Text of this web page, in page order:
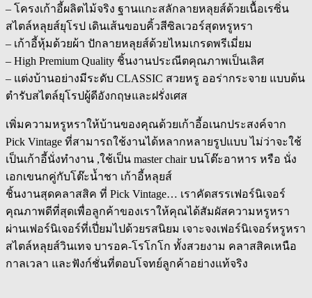
แอ
ส
เตก้
า
quantity
– โครงเก้าอี้ผลิตไม้จริง ฐานแกะสลักลายหลุยส์ด้วยเนื้อเรซิ่น
สไตล์หลุยส์ยุโรป เดินเส้นขอบคิ้วสีซิลเวอร์สุดหรูหรา
– เก้าอี้หุ้มด้วยผ้า ปักลายหลุยส์ด้วยไหมเกรดพรีเมี่ยม
– High Premium Quality ชิ้นงานประณีตคุณภาพเป็นเลิศ
– แต่งบ้านอย่างมีระดับ CLASSIC สวยหรู ออร่ากระจาย แบบต้น
ตำรับสไตล์ยุโรปผู้ดีอังกฤษและฝรั่งเศส
เพิ่มความหรูหราให้บ้านของคุณด้วยเก้าอี้อเนกประสงค์จาก
Pick Vintage ที่สามารถใช้งานได้หลากหลายรูปแบบ ไม่ว่าจะใช้
เป็นเก้าอี้นั่งทำงาน ,ใช้เป็น master chair บนโต๊ะอาหาร หรือ นั่ง
เอกเขนกคู่กับโต๊ะน้ำชา เก้าอี้หลุยส์
ชิ้นงานสุดคลาสสิค ที่ Pick Vintage… เราคัดสรรเฟอร์นิเจอร์
คุณภาพดีที่สุดเพื่อลูกค้าของเราให้คุณได้สัมผัสความหรูหรา
ผ่านเฟอร์นิเจอร์ที่เปี่ยมไปด้วยรสนิยม เจาะจงเฟอร์นิเจอร์หรูหรา
สไตล์หลุยส์วินเทจ บารอค-โรโกโก ทั้งสวยงาม คลาสสิคเหนือ
กาลเวลา และฟังก์ชั่นที่ตอบโจทย์ลูกค้าอย่างแท้จริง